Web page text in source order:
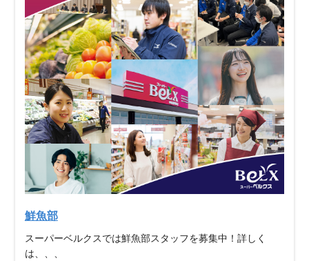
鮮魚部
スーパーベルクスでは鮮魚部スタッフを募集中！詳しく
は、、、